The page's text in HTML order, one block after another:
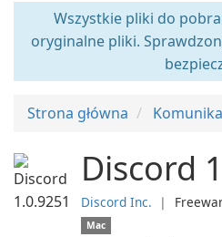
Wszystkie pliki do
oryginalne pliki.
Strona główna
Discord
Discord Inc. ❘
Mac